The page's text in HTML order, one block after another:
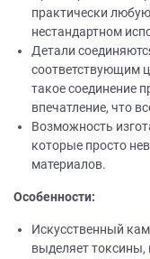
практически
нестандартном
Детали
соответствующим
такое соединение
впечатление, что
Возможность
которые просто
материалов.
Особенности:
Искусственный
выделяет токсины,